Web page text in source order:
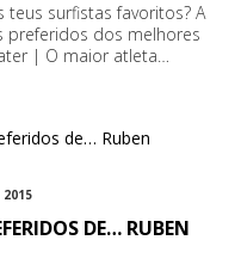
surfistas favoritos? A
preferidos dos melhores
| O maior atleta…
2015
DE… RUBEN